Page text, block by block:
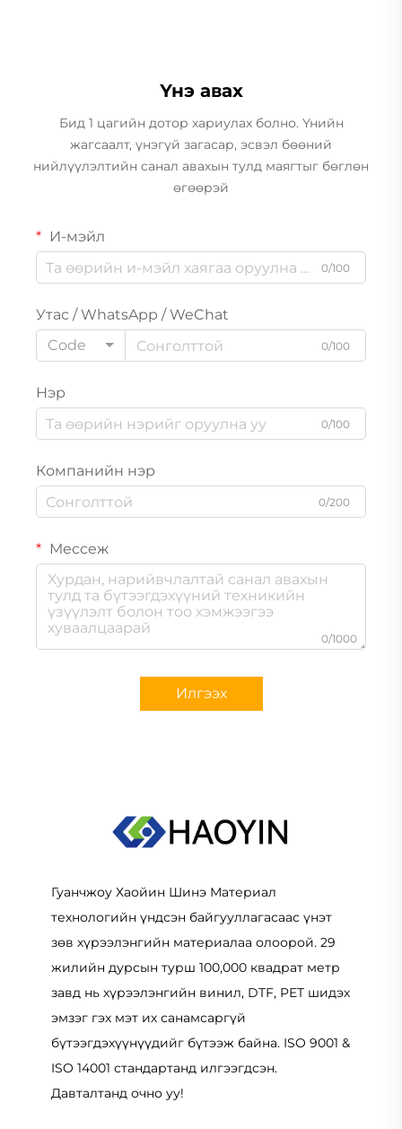
Үнэ авах
Бид 1 цагийн дотор хариулах болно. Үнийн
жагсаалт, үнэгүй загасар, эсвэл бөөний
нийлүүлэлтийн санал авахын тулд маягтыг бөглөн
өгөөрэй
И-мэйл
0/100
Утас / WhatsApp / WeChat
Code
0/100
Нэр
0/100
Компанийн нэр
0/200
Мессеж
0/1000
Илгээх
Гуанчжоу Хаойин Шинэ Материал
технологийн үндсэн байгууллагасаас үнэт
зөв хүрээлэнгийн материалаа олоорой. 29
жилийн дурсын турш 100,000 квадрат метр
завд нь хүрээлэнгийн винил, DTF, PET шидэх
эмзэг гэх мэт их санамсаргүй
бүтээгдэхүүнүүдийг бүтээж байна. ISO 9001 &
ISO 14001 стандартанд илгээгдсэн.
Давталтанд очно уу!